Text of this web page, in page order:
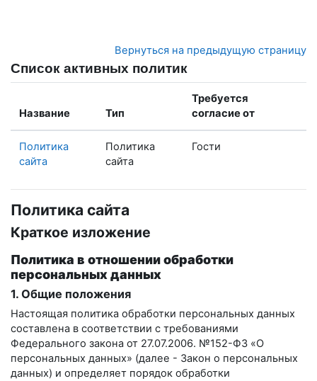
Вернуться на предыдущую страницу
Список активных политик
Название Тип
Требуется
согласие от
Политика
сайта
Политика
сайта
Гости
Политика сайта
Краткое изложение
Политика в отношении обработки
персональных данных
1. Общие положения
Настоящая политика обработки персональных данных
составлена в соответствии с требованиями
Федерального закона от 27.07.2006. №152-ФЗ «О
персональных данных» (далее - Закон о персональных
данных) и определяет порядок обработки